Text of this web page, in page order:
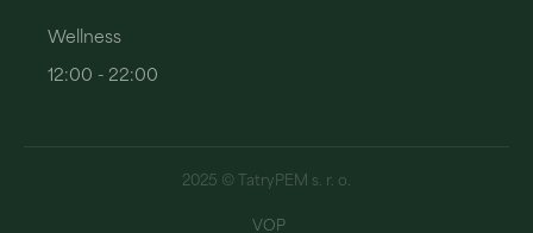
Wellness
12:00 - 22:00
2025 © TatryPEM s. r. o.
VOP